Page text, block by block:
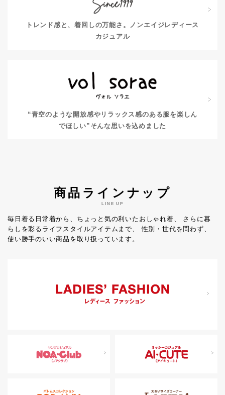
トレンド感と、着回しの万能さ。
ノンエイジレディース
カジュアル
“青空のような開放感やリラックス感のある服を楽しん
でほしい” そんな思いを込めました
商品ラインナップ
LINE UP
毎日着る日常着から、ちょっと気の利いたおしゃれ着、
さらに暮
らしを彩るライフスタイルアイテムまで、
性別・世代を問わず、
使い勝手のいい商品を取り扱っています。